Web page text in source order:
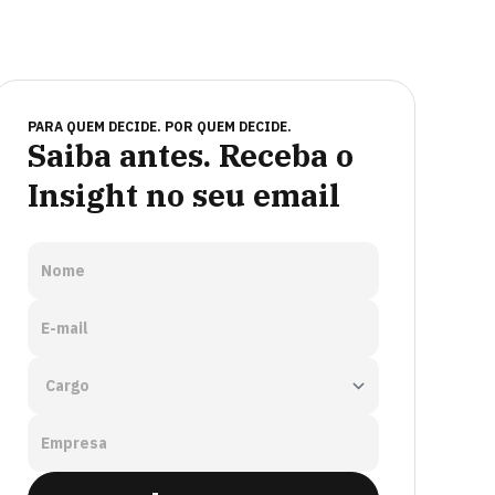
PARA QUEM DECIDE. POR QUEM DECIDE.
Saiba antes. Receba o
Insight no seu email
Nome
E-mail
Empresa